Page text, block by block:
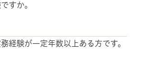
すか。
経験が一定年数以上ある方です。